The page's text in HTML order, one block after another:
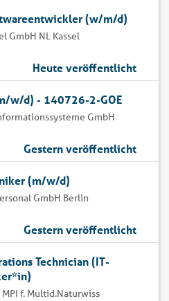
(w/m/d)
GmbH NL Kassel
Heute veröffentlicht
w/d) - 140726-2-GOE
GmbH
Gestern veröffentlicht
(m/w/d)
GmbH Berlin
Gestern veröffentlicht
Technician (IT-
MPI f. Multid.Naturwiss